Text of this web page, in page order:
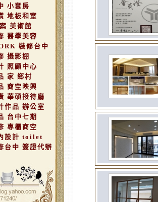
小套房
地板和室
美術館
醫學美容
裝修台中
攝影棚
照顧中心
家 鄉村
商空映興
華碩接待廳
作品 辦公室
台中七期
專櫃商空
設計 toilet
台中 簽證代辦